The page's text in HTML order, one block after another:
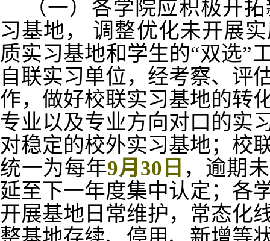
（一）各学院应积极开
习基地， 调整优化未开展
质实习基地和学生的“双选”
自联实习单位，经考察、评
作，做好校联实习基地的转
专业以及专业方向对口的实
对稳定的校外实习基地；校
统一为每年9月30日 ，逾期
延至下一年度集中认定；各
开展基地日常维护，常态化